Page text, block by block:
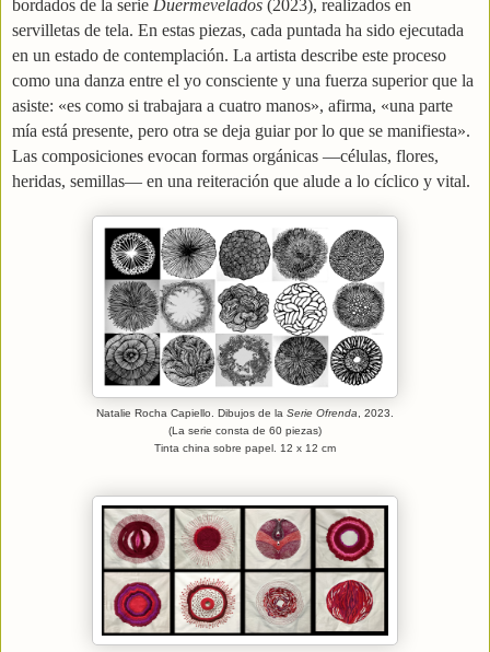
bordados de la serie Duermevelados (2023), realizados en
servilletas de tela. En estas piezas, cada puntada ha sido ejecutada
en un estado de contemplación. La artista describe este proceso
como una danza entre el yo consciente y una fuerza superior que la
asiste: «es como si trabajara a cuatro manos», afirma, «una parte
mía está presente, pero otra se deja guiar por lo que se manifiesta».
Las composiciones evocan formas orgánicas —células, flores,
heridas, semillas— en una reiteración que alude a lo cíclico y vital.
Natalie Rocha Capiello. Dibujos de la Serie Ofrenda , 2023.
(La serie consta de 60 piezas)
Tinta china sobre papel. 12 x 12 cm